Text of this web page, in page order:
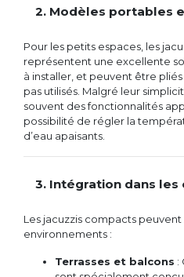
2. Modèles portables
Pour les petits espaces, les
représentent une excellente
à installer, et peuvent être pliés
pas utilisés. Malgré leur
souvent des fonctionnalités
possibilité de régler la
d’eau apaisants.
3. Intégration dans
Les jacuzzis compacts
environnements :
Terrasses et balcons :